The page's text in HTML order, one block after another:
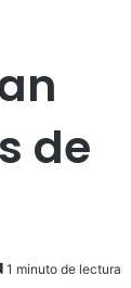
de
1 minuto de lectura